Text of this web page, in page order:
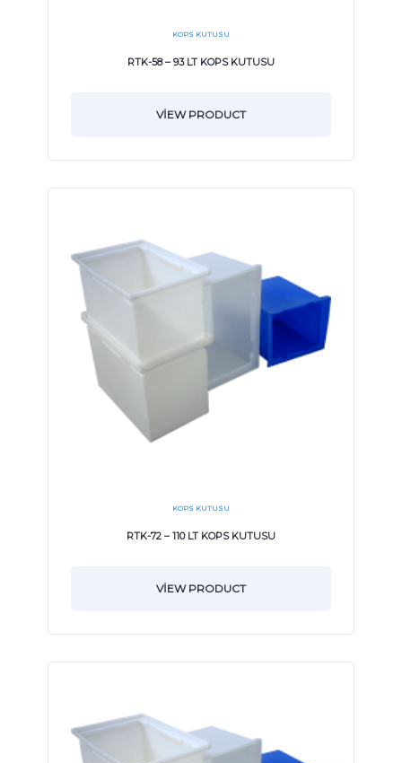
KOPS KUTUSU
RTK-58 – 93 LT KOPS KUTUSU
VIEW PRODUCT
KOPS KUTUSU
RTK-72 – 110 LT KOPS KUTUSU
VIEW PRODUCT